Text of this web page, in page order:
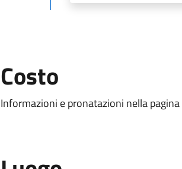
Costo
Informazioni e pronatazioni nella